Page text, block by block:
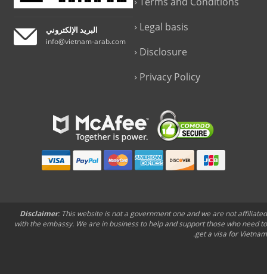
البريد الإلكتروني
info@vietnam-arab.com
Legal basis
Disclosure
Privacy Policy
Disclaimer: This website is not a government one and we are not affiliated
with the embassy. We are in business to help and support those who need to
get a visa for Vietnam.